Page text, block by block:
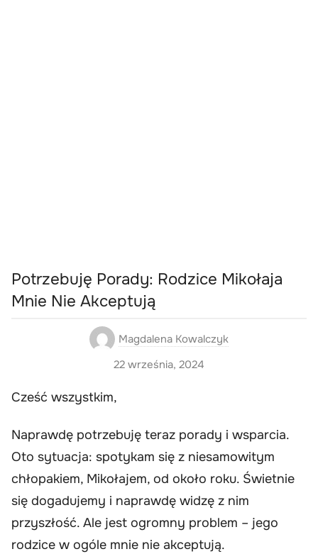
Potrzebuję Porady: Rodzice Mikołaja
Mnie Nie Akceptują
Magdalena Kowalczyk
22 września, 2024
Cześć wszystkim,
Naprawdę potrzebuję teraz porady i wsparcia.
Oto sytuacja: spotykam się z niesamowitym
chłopakiem, Mikołajem, od około roku. Świetnie
się dogadujemy i naprawdę widzę z nim
przyszłość. Ale jest ogromny problem – jego
rodzice w ogóle mnie nie akceptują.